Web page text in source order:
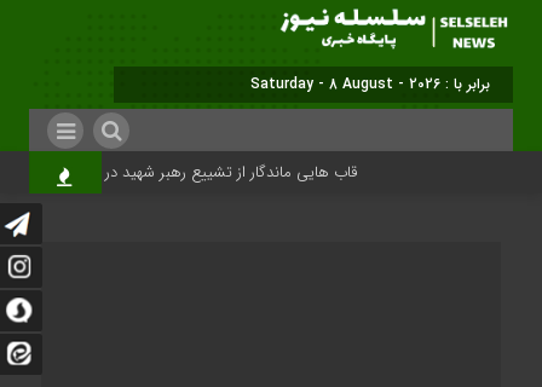
برابر با : Saturday - 8 August - 2026
قاب هایی ماندگار از تشییع رهبر شهید در تهران